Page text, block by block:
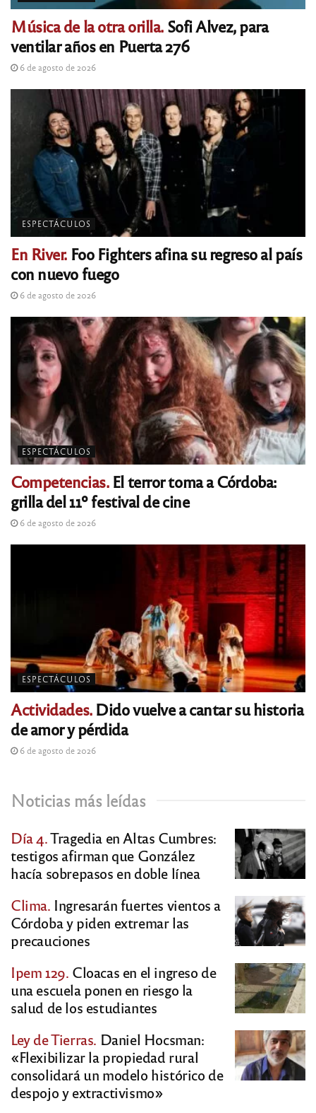
Música de la otra orilla. Sofi Alvez, para
ventilar años en Puerta 276
6 de agosto de 2026
ESPECTÁCULOS
En River. Foo Fighters afina su regreso al país
con nuevo fuego
6 de agosto de 2026
ESPECTÁCULOS
Competencias.El terror toma a Córdoba:
grilla del 11º festival de cine
6 de agosto de 2026
ESPECTÁCULOS
Actividades.Dido vuelve a cantar su historia
de amor y pérdida
6 de agosto de 2026
Noticias más leídas
Día 4.Tragedia en Altas Cumbres:
testigos afirman que González
hacía sobrepasos en doble línea
Clima. Ingresarán fuertes vientos a
Córdoba y piden extremar las
precauciones
Ipem 129. Cloacas en el ingreso de
una escuela ponen en riesgo la
salud de los estudiantes
Ley de Tierras. Daniel Hocsman:
«Flexibilizar la propiedad rural
consolidará un modelo histórico de
despojo y extractivismo»